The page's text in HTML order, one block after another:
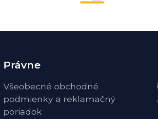
Právne
Všeobecné obchodné
podmienky a reklamačný
poriadok